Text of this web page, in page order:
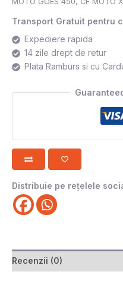
Transport Gratuit pentru
Expediere rapida
14 zile drept de retur
Plata Ramburs si cu
Distribuie pe rețelele
Recenzii (0)